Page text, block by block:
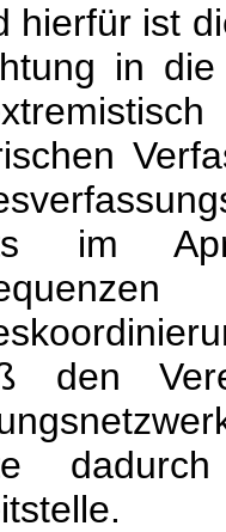
hierfür ist
in
im
den